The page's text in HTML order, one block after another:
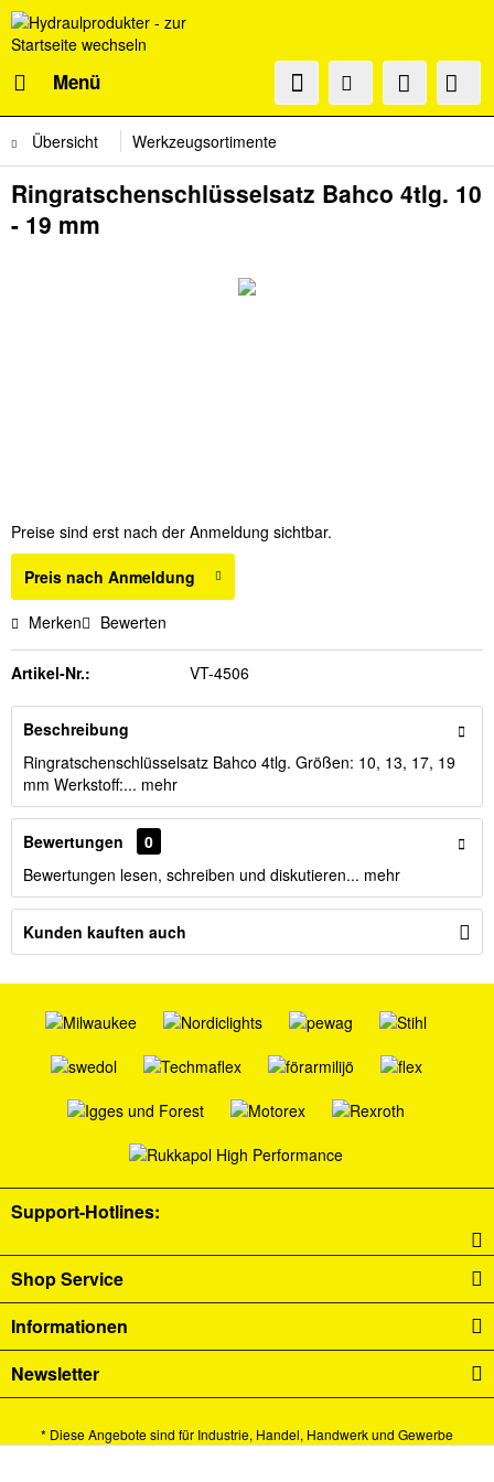
Menü
Übersicht Werkzeugsortimente
Ringratschenschlüsselsatz Bahco 4tlg. 10
- 19 mm
Preise sind erst nach der Anmeldung sichtbar.
Preis nach Anmeldung
Merken Bewerten
Artikel-Nr.: VT-4506
Beschreibung
Ringratschenschlüsselsatz Bahco 4tlg. Größen: 10, 13, 17, 19
mm Werkstoff:... mehr
Bewertungen
0
Bewertungen lesen, schreiben und diskutieren... mehr
Kunden kauften auch
Support-Hotlines:
Shop Service
Informationen
Newsletter
* Diese Angebote sind für Industrie, Handel, Handwerk und Gewerbe